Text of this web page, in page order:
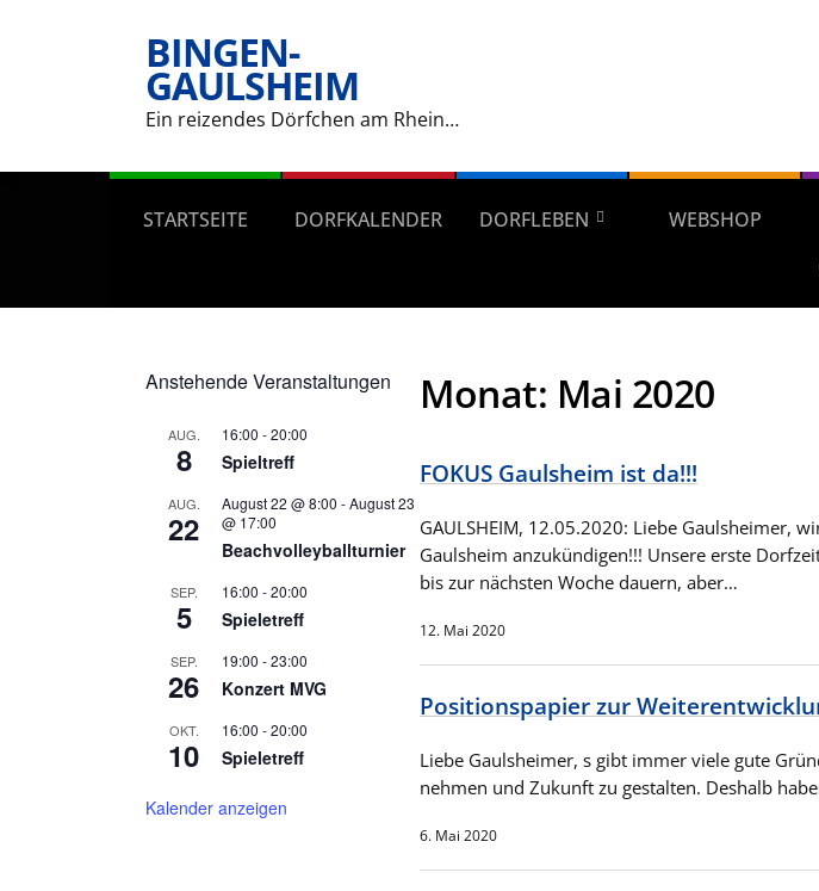
BINGEN-
GAULSHEIM
Ein reizendes Dörfchen am Rhein…
STARTSEITE DORFKALENDER DORFLEBEN WEBSHOP
Anstehende Veranstaltungen
AUG.
8
16:00 -20:00
Spieltreff
AUG.
22
August 22 @ 8:00 -August 23
@ 17:00
Beachvolleyballturnier
SEP.
5
16:00 -20:00
Spieletreff
SEP.
26
19:00 -23:00
Konzert MVG
OKT.
10
16:00 -20:00
Spieletreff
Kalender anzeigen
Monat: Mai 2020
FOKUS Gaulsheim ist da!!!
GAULSHEIM, 12.05.2020: Liebe Gaulsheimer,
Gaulsheim anzukündigen!!! Unsere erste
bis zur nächsten Woche dauern, aber…
12. Mai 2020
Positionspapier zur
Liebe Gaulsheimer, s gibt immer viele gute
nehmen und Zukunft zu gestalten. Deshalb
6. Mai 2020